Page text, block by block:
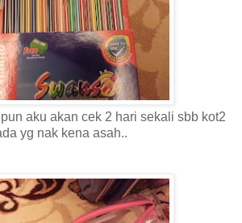
aku akan cek 2 hari sekali sbb kot2
yg nak kena asah..